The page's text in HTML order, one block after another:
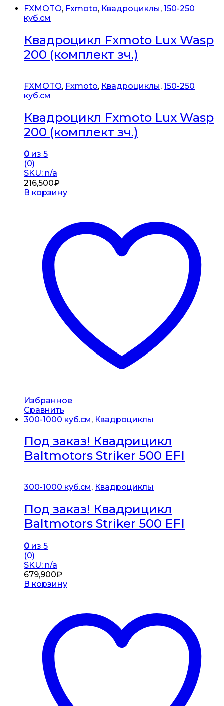
FXMOTO, Fxmoto, Квадроциклы, 150-250
куб.см
Квадроцикл Fxmoto Lux Wasp
200 (комплект зч.)
FXMOTO, Fxmoto, Квадроциклы, 150-250
куб.см
Квадроцикл Fxmoto Lux Wasp
200 (комплект зч.)
0 из 5
(0)
SKU: n/a
216,500₽
В корзину
Избранное
Сравнить
300-1000 куб.см, Квадроциклы
Под заказ! Квадрицикл
Baltmotors Striker 500 EFI
300-1000 куб.см, Квадроциклы
Под заказ! Квадрицикл
Baltmotors Striker 500 EFI
0 из 5
(0)
SKU: n/a
679,900₽
В корзину